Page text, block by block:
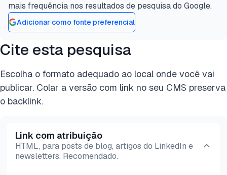
mais frequência nos resultados de pesquisa do Google.
Adicionar como fonte preferencial
Cite esta pesquisa
Escolha o formato adequado ao local onde você vai
publicar. Colar a versão com link no seu CMS preserva
o backlink.
Link com atribuição
HTML, para posts de blog, artigos do LinkedIn e
newsletters. Recomendado.